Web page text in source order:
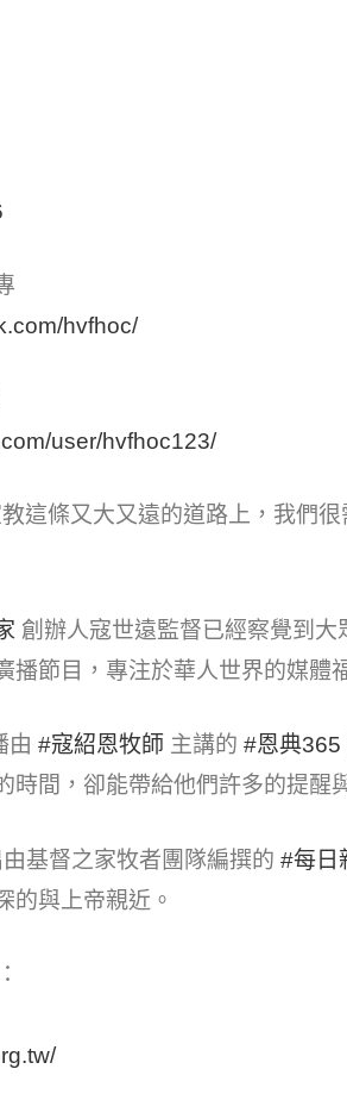
hvfhoc/
user/hvfhoc123/
這條又大又遠的道路上，我們
創辦人寇世遠監督已經察覺到
播節目，專注於華人世界的媒體
由 #寇紹恩牧師​ 主講的 #恩典365​
時間，卻能帶給他們許多的提醒
基督之家牧者團隊編撰的 #每日
的與上帝親近。